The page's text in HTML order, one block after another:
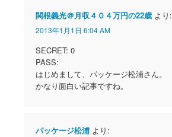
関根義光＠月収４０４万円の22歳 より:
2013年1月1日 6:04 AM
SECRET: 0
PASS:
はじめまして、パッケージ松浦さん。
かなり面白い記事ですね。
パッケージ松浦 より: